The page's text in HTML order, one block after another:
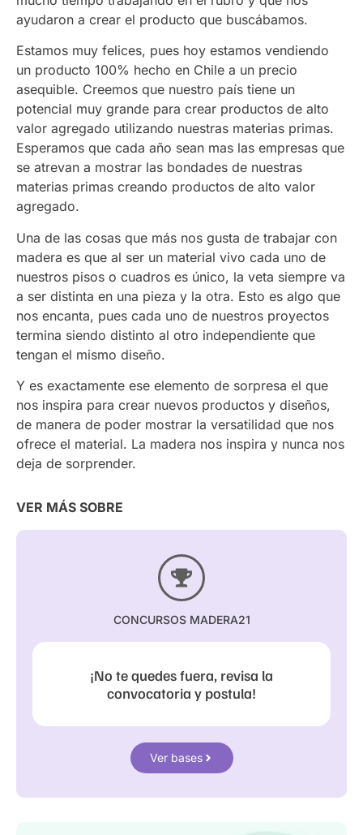
ayudaron a crear el producto que buscábamos.
Estamos muy felices, pues hoy estamos vendiendo
un producto 100% hecho en Chile a un precio
asequible. Creemos que nuestro país tiene un
potencial muy grande para crear productos de alto
valor agregado utilizando nuestras materias primas.
Esperamos que cada año sean mas las empresas que
se atrevan a mostrar las bondades de nuestras
materias primas creando productos de alto valor
agregado.
Una de las cosas que más nos gusta de trabajar con
madera es que al ser un material vivo cada uno de
nuestros pisos o cuadros es único, la veta siempre va
a ser distinta en una pieza y la otra. Esto es algo que
nos encanta, pues cada uno de nuestros proyectos
termina siendo distinto al otro independiente que
tengan el mismo diseño.
Y es exactamente ese elemento de sorpresa el que
nos inspira para crear nuevos productos y diseños,
de manera de poder mostrar la versatilidad que nos
ofrece el material. La madera nos inspira y nunca nos
deja de sorprender.
VER MÁS SOBRE
CONCURSOS MADERA21
¡No te quedes fuera, revisa la
convocatoria y postula!
Ver bases